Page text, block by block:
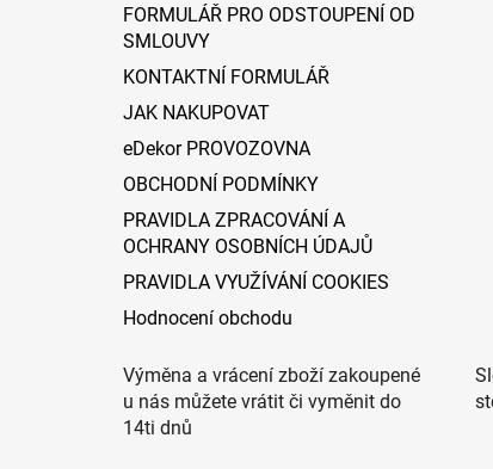
FORMULÁŘ PRO ODSTOUPENÍ OD
SMLOUVY
KONTAKTNÍ FORMULÁŘ
JAK NAKUPOVAT
eDekor PROVOZOVNA
OBCHODNÍ PODMÍNKY
PRAVIDLA ZPRACOVÁNÍ A
OCHRANY OSOBNÍCH ÚDAJŮ
PRAVIDLA VYUŽÍVÁNÍ COOKIES
Hodnocení obchodu
Výměna a vrácení zboží zakoupené
u nás můžete vrátit či vyměnit do
14ti dnů